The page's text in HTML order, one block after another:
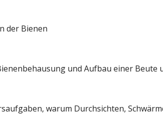
der Bienen
und Aufbau einer Beute
warum Durchsichten,